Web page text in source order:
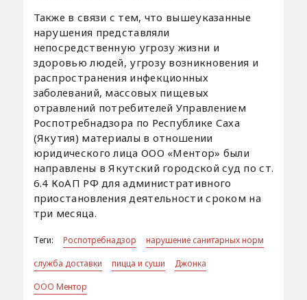
Также в связи с тем, что вышеуказанные
нарушения представляли
непосредственную угрозу жизни и
здоровью людей, угрозу возникновения и
распространения инфекционных
заболеваний, массовых пищевых
отравлений потребителей Управлением
Роспотребнадзора по Республике Саха
(Якутия) материалы в отношении
юридического лица ООО «Ментор» были
направлены в Якутский городской суд по ст.
6.4 КоАП РФ для административного
приостановления деятельности сроком на
три месяца.
Теги: Роспотребнадзор
нарушение санитарных норм
служба доставки
пицца и суши
Джонка
ООО Ментор